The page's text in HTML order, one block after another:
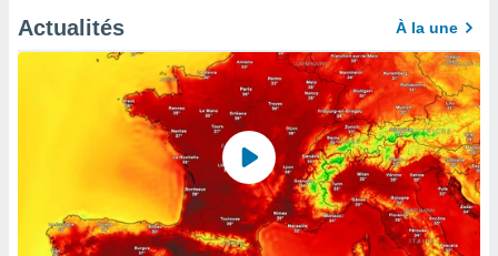
Actualités À la une